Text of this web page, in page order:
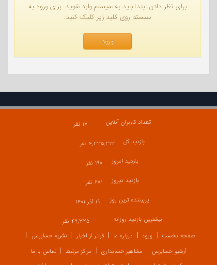
برای نظر دادن ابتدا باید به سیستم وارد شوید. برای ورود به
سیستم روی کلید زیر کلیک کنید.
ورود
تعداد کاربران آنلاین
۱۷ نفر
بازدید کل
۴,۲۳۵,۲۱۳ نفر
بازدید امروز
۱۹۰ نفر
بازدید دیروز
۶۷۱ نفر
پربیننده ترین روز
۱۹ آذر ۱۴۰۱
بیشترین بازدید روزانه
۴۹,۳۲۵ نفر
صفحه نخست
ورود درباره ما فراتر از اخبار
نشریه حسابرس
آرشیو حسابرس
مشاهیر حسابداری مراکز مرتبط تماس با ما